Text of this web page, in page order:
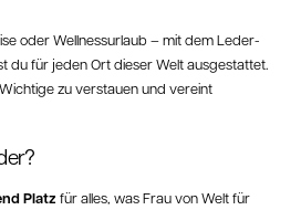
oder Wellnessurlaub – mit dem Leder-
du für jeden Ort dieser Welt ausgestattet.
zu verstauen und vereint
Platz für alles, was Frau von Welt für